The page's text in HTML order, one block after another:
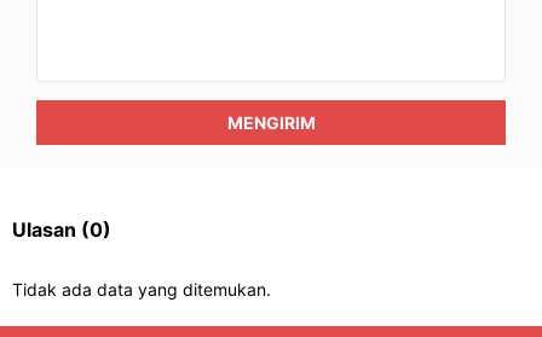
MENGIRIM
Ulasan (0)
Tidak ada data yang ditemukan.